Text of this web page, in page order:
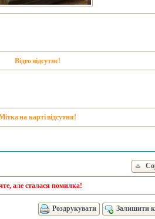
Відео відсутнє!
на карті відсутня!
але сталася помилка!
Залишити
Роздрукувати